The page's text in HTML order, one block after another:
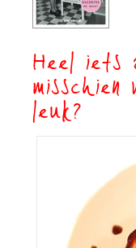
Heel iets
leuk?